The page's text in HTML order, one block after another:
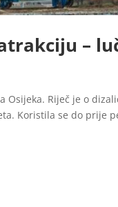
–
Osijeka. Riječ je o
Koristila se do prije